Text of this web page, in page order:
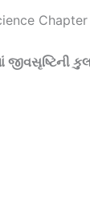
જીવસૃષ્ટિની